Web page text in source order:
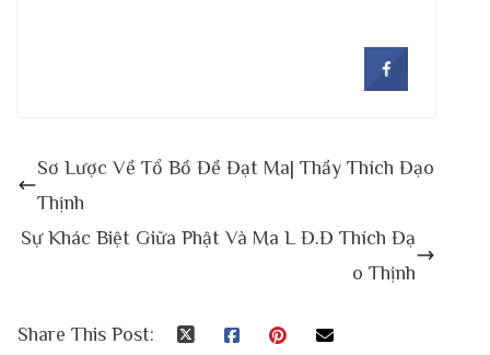
Sơ Lược Về Tổ Bồ Đề Đạt Ma| Thầy Thích Đạo
Thịnh
Sự Khác Biệt Giữa Phật Và Ma L Đ.Đ Thích Đạ
o Thịnh
Share This Post: